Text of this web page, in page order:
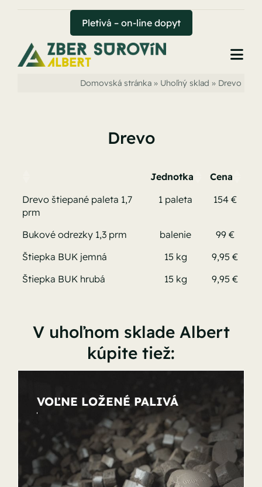
Pletivá – on-line dopyt
Pletivá
Kontakt
Domovská stránka » Uhoľný sklad » Drevo
Drevo
Jednotka
Cena
Drevo štiepané paleta 1,7
prm
1 paleta 154 €
Bukové odrezky 1,3 prm balenie
99 €
Štiepka BUK jemná
15 kg
9,95 €
Štiepka BUK hrubá
15 kg 9,95 €
V uhoľnom sklade Albert
kúpite tiež:
VOĽNE LOŽENÉ PALIVÁ